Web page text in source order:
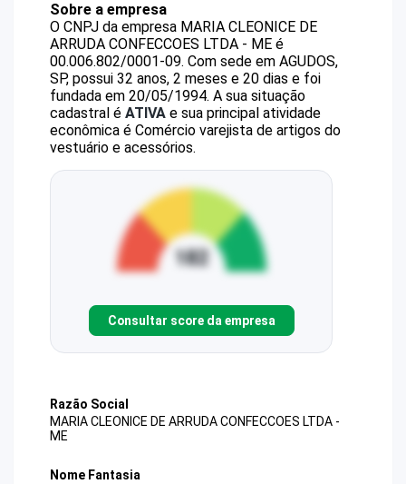
Sobre a empresa
O CNPJ da empresa MARIA CLEONICE DE
ARRUDA CONFECCOES LTDA - ME é
00.006.802/0001-09. Com sede em AGUDOS,
SP, possui 32 anos, 2 meses e 20 dias e foi
fundada em 20/05/1994. A sua situação
cadastral é ATIVA e sua principal atividade
econômica é Comércio varejista de artigos do
vestuário e acessórios.
Consultar score da empresa
Razão Social
MARIA CLEONICE DE ARRUDA CONFECCOES LTDA -
ME
Nome Fantasia